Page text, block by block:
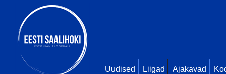
Uudised Liigad Ajakavad